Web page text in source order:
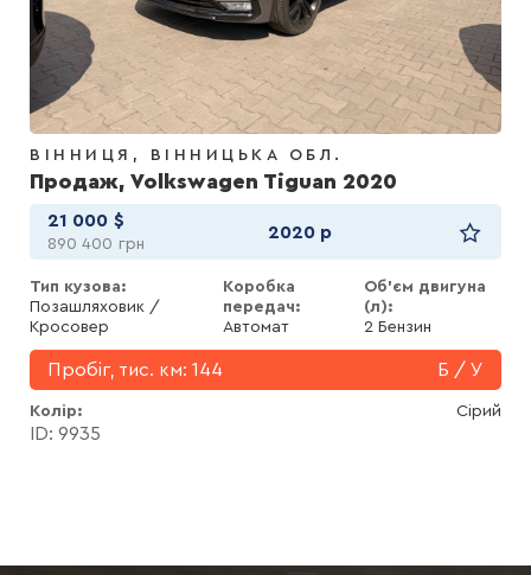
ВІННИЦЯ ВІННИЦЬКА ОБЛ.
Продаж, Volkswagen Tiguan 2020
21 000 $
890 400 грн
2020 р
Тип кузова:
Позашляховик /
Кросовер
Коробка
передач:
Автомат
Об'єм двигуна
(л):
2 Бензин
Пробіг, тис. км: 144 Б / У
Колір Сірий
ID: 9935